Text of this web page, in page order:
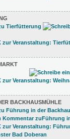
BACKHAUSMÜHLE